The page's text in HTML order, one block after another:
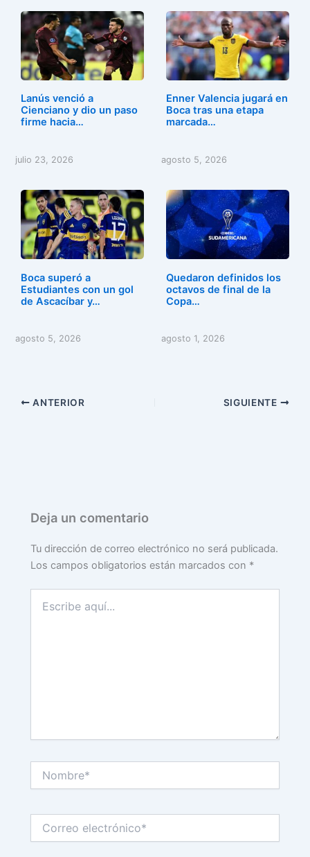
Lanús venció a
Cienciano y dio un paso
firme hacia…
julio 23, 2026
Enner Valencia jugará en
Boca tras una etapa
marcada…
agosto 5, 2026
Boca superó a
Estudiantes con un gol
de Ascacíbar y…
agosto 5, 2026
Quedaron definidos los
octavos de final de la
Copa…
agosto 1, 2026
ANTERIOR SIGUIENTE
Deja un comentario
Tu dirección de correo electrónico no será publicada.
Los campos obligatorios están marcados con *
aquí...
electrónico*